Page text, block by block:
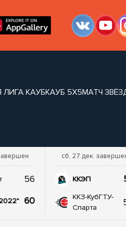
КАУБКАУБ 5Х5МАТЧ
56
60
сб, 27 дек.
ККЭП
ККЗ-КубГТУ-
Спарта